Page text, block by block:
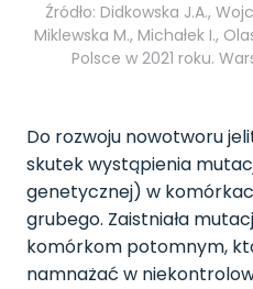
Źródło: Didkowska J.A.,
Miklewska M., Michałek I.,
Polsce w 2021 roku.
Do rozwoju nowotworu
skutek wystąpienia
genetycznej) w
grubego. Zaistniała
komórkom potomnym,
namnażać w